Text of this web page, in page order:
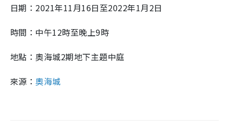
日期：2021年11月16日至2022年1月2日
時間：中午12時至晚上9時
地點：奧海城2期地下主題中庭
來源：奧海城